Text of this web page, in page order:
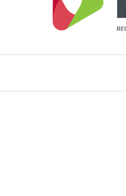
Santa
Catarina